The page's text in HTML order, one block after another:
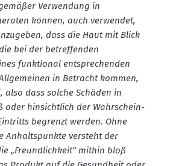
Verwendung in
können, auch verwendet,
dass die Haut mit Blick
bei der betref­fenden
funktional entspre­chenden
in Betracht kommen,
also dass solche Schäden in
oder hinsichtlich der Wahrschein­
begrenzt werden. Ohne
Anhalts­punkte versteht der
„Freund­lichkeit“ mithin bloß